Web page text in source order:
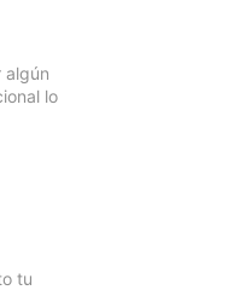
algún
lo
tu